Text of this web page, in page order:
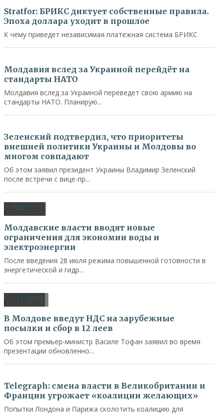
Stratfor: БРИКС диктует собственные правила.
Эпоха доллара уходит в прошлое
К чему приведет независимая платежная система БРИКС
Политика
Молдавия вслед за Украиной перейдёт на
стандарты НАТО
Молдавия вслед за Украиной переведет свою армию на
стандарты НАТО. Планирую...
Политика
Зеленский подтвердил, что приоритеты
внешней политики Украины и Молдовы во
многом совпадают
Об этом заявил президент Украины Владимир Зеленский
после встречи с вице-пр...
Политика
, Общество
Молдавские власти вводят новые
ограничения для экономии воды и
электроэнергии
После введения 28 июля режима повышенной готовности в
энергетической и гидр...
Политика
, Экономика
В Молдове введут НДС на зарубежные
посылки и сбор в 12 леев
Об этом премьер-министр Василе Тофан заявил во время
презентации обновленно...
В мире
Telegraph: смена власти в Великобритании и
Франции угрожает «коалиции желающих»
Попытки Лондона и Парижа сколотить коалицию для